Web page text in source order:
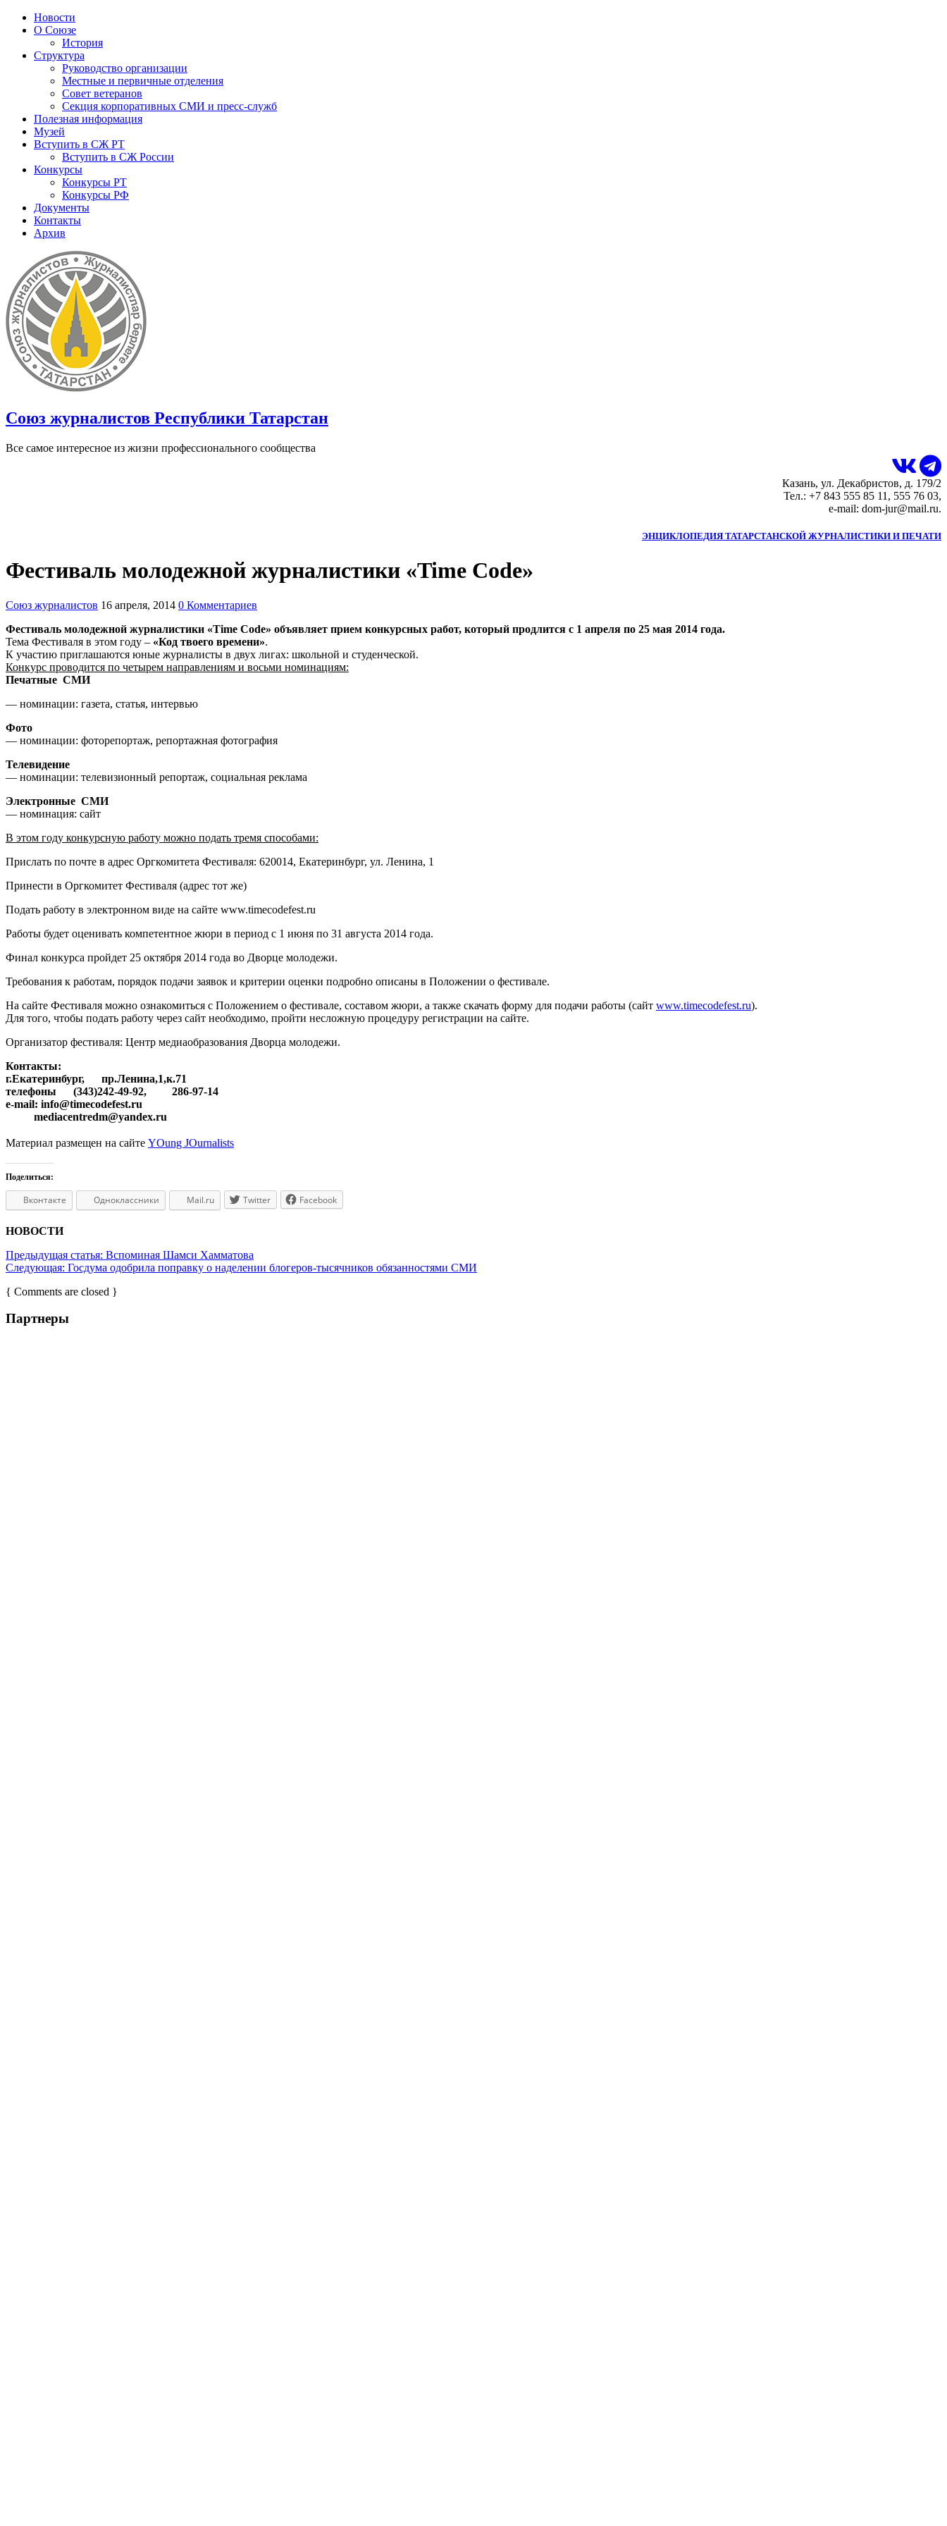
Новости
О Союзе
История
Структура
Руководство организации
Местные и первичные отделения
Совет ветеранов
Секция корпоративных СМИ и пресс-служб
Полезная информация
Музей
Вступить в СЖ РТ
Вступить в СЖ России
Конкурсы
Конкурсы РТ
Конкурсы РФ
Документы
Контакты
Архив
Союз журналистов Республики Татарстан
Все самое интересное из жизни профессионального сообщества
Казань, ул. Декабристов, д. 179/2
Тел.: +7 843 555 85 11, 555 76 03,
e-mail: dom-jur@mail.ru.
ЭНЦИКЛОПЕДИЯ ТАТАРСТАНСКОЙ ЖУРНАЛИСТИКИ И ПЕЧАТИ
Фестиваль молодежной журналистики «Time Code»
Союз журналистов 16 апреля, 2014 0 Комментариев
Фестиваль молодежной журналистики «Time Code» объявляет прием конкурсных работ, который продлится с 1 апреля по 25 мая 2014 года.
Тема Фестиваля в этом году – «Код твоего времени».
К участию приглашаются юные журналисты в двух лигах: школьной и студенческой.
Конкурс проводится по четырем направлениям и восьми номинациям:
Печатные СМИ
— номинации: газета, статья, интервью
Фото
— номинации: фоторепортаж, репортажная фотография
Телевидение
— номинации: телевизионный репортаж, социальная реклама
Электронные СМИ
— номинация: сайт
В этом году конкурсную работу можно подать тремя способами:
Прислать по почте в адрес Оргкомитета Фестиваля: 620014, Екатеринбург, ул. Ленина, 1
Принести в Оргкомитет Фестиваля (адрес тот же)
Подать работу в электронном виде на сайте www.timecodefest.ru
Работы будет оценивать компетентное жюри в период с 1 июня по 31 августа 2014 года.
Финал конкурса пройдет 25 октября 2014 года во Дворце молодежи.
Требования к работам, порядок подачи заявок и критерии оценки подробно описаны в Положении о фестивале.
На сайте Фестиваля можно ознакомиться с Положением о фестивале, составом жюри, а также скачать форму для подачи работы (сайт www.timecodefest.ru).
Для того, чтобы подать работу через сайт необходимо, пройти несложную процедуру регистрации на сайте.
Организатор фестиваля: Центр медиаобразования Дворца молодежи.
Контакты:
г.Екатеринбург, пр.Ленина,1,к.71
телефоны (343)242-49-92, 286-97-14
e-mail: info@timecodefest.ru
mediacentredm@yandex.ru
Материал размещен на сайте YOung JOurnalists
Поделиться:
Вконтакте Одноклассники Mail.ru Twitter Facebook
НОВОСТИ
Предыдущая статья: Вспоминая Шамси Хамматова
Следующая: Госдума одобрила поправку о наделении блогеров-тысячников обязанностями СМИ
{ Comments are closed }
Партнеры